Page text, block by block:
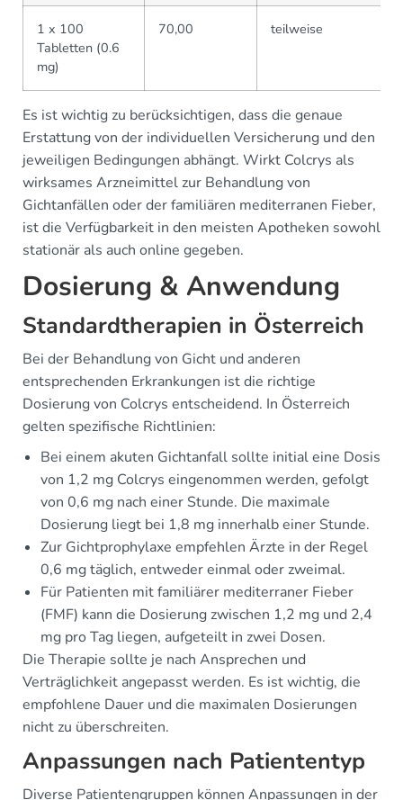
1 x 100
Tabletten (0.6
mg)
70,00 teilweise
Es ist wichtig zu berücksichtigen, dass die genaue
Erstattung von der individuellen Versicherung und den
jeweiligen Bedingungen abhängt. Wirkt Colcrys als
wirksames Arzneimittel zur Behandlung von
Gichtanfällen oder der familiären mediterranen Fieber,
ist die Verfügbarkeit in den meisten Apotheken sowohl
stationär als auch online gegeben.
Dosierung & Anwendung
Standardtherapien in Österreich
Bei der Behandlung von Gicht und anderen
entsprechenden Erkrankungen ist die richtige
Dosierung von Colcrys entscheidend. In Österreich
gelten spezifische Richtlinien:
Bei einem akuten Gichtanfall sollte initial eine Dosis
von 1,2 mg Colcrys eingenommen werden, gefolgt
von 0,6 mg nach einer Stunde. Die maximale
Dosierung liegt bei 1,8 mg innerhalb einer Stunde.
Zur Gichtprophylaxe empfehlen Ärzte in der Regel
0,6 mg täglich, entweder einmal oder zweimal.
Für Patienten mit familiärer mediterraner Fieber
(FMF) kann die Dosierung zwischen 1,2 mg und 2,4
mg pro Tag liegen, aufgeteilt in zwei Dosen.
Die Therapie sollte je nach Ansprechen und
Verträglichkeit angepasst werden. Es ist wichtig, die
empfohlene Dauer und die maximalen Dosierungen
nicht zu überschreiten.
Anpassungen nach Patiententyp
Diverse Patientengruppen können Anpassungen in der